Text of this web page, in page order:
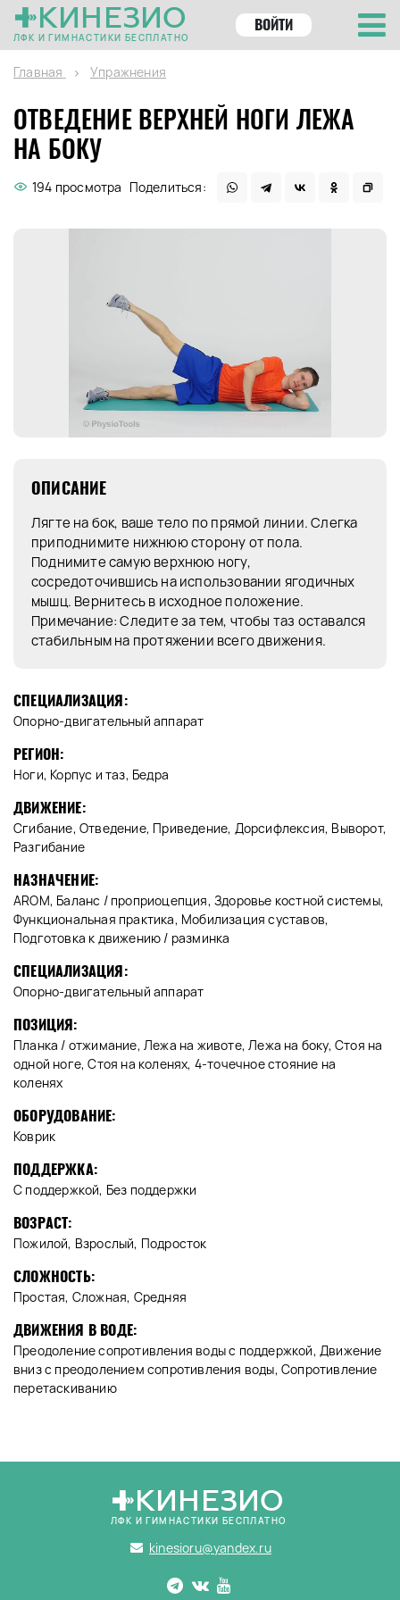
КИНЕЗИО
ЛФК И ГИМНАСТИКИ БЕСПЛАТНО
ВОЙТИ
Главная Упражнения
ОТВЕДЕНИЕ ВЕРХНЕЙ НОГИ ЛЕЖА
НА БОКУ
194 просмотра Поделиться:
ОПИСАНИЕ
Лягте на бок, ваше тело по прямой линии. Слегка
приподнимите нижнюю сторону от пола.
Поднимите самую верхнюю ногу,
сосредоточившись на использовании ягодичных
мышц. Вернитесь в исходное положение.
Примечание: Следите за тем, чтобы таз оставался
стабильным на протяжении всего движения.
СПЕЦИАЛИЗАЦИЯ:
Опорно-двигательный аппарат
РЕГИОН:
Ноги, Корпус и таз, Бедра
ДВИЖЕНИЕ:
Сгибание, Отведение, Приведение, Дорсифлексия, Выворот,
Разгибание
НАЗНАЧЕНИЕ:
AROM, Баланс / проприоцепция, Здоровье костной системы,
Функциональная практика, Мобилизация суставов,
Подготовка к движению / разминка
СПЕЦИАЛИЗАЦИЯ:
Опорно-двигательный аппарат
ПОЗИЦИЯ:
Планка / отжимание, Лежа на животе, Лежа на боку, Стоя на
одной ноге, Стоя на коленях, 4-точечное стояние на
коленях
ОБОРУДОВАНИЕ:
Коврик
ПОДДЕРЖКА:
С поддержкой, Без поддержки
ВОЗРАСТ:
Пожилой, Взрослый, Подросток
СЛОЖНОСТЬ:
Простая, Сложная, Средняя
ДВИЖЕНИЯ В ВОДЕ:
Преодоление сопротивления воды с поддержкой, Движение
вниз с преодолением сопротивления воды, Сопротивление
перетаскиванию
КИНЕЗИО
ЛФК И ГИМНАСТИКИ БЕСПЛАТНО
kinesioru@yandex.ru